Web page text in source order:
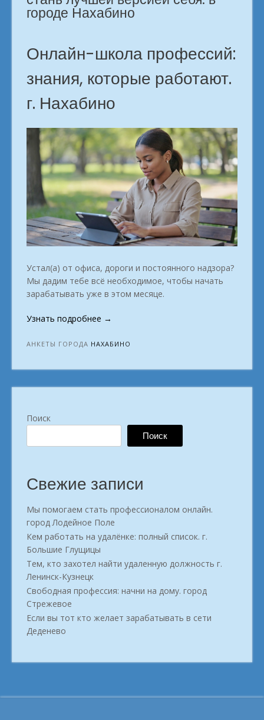
городе
Нахабино»
городе Нахабино
Онлайн-школа профессий:
знания, которые работают.
г. Нахабино
Устал(а) от офиса, дороги и постоянного надзора?
Мы дадим тебе всё необходимое, чтобы начать
зарабатывать уже в этом месяце.
Узнать подробнее «Онлайн-
профессий:
лучшей
Нахабино»
→
АНКЕТЫ ГОРОДА НАХАБИНО
Поиск
Поиск
Свежие записи
Мы помогаем стать профессионалом онлайн.
город Лодейное Поле
Кем работать на удалёнке: полный список. г.
Большие Глущицы
Тем, кто захотел найти удаленную должность г.
Ленинск-Кузнецк
Свободная профессия: начни на дому. город
Стрежевое
Если вы тот кто желает зарабатывать в сети
Деденево